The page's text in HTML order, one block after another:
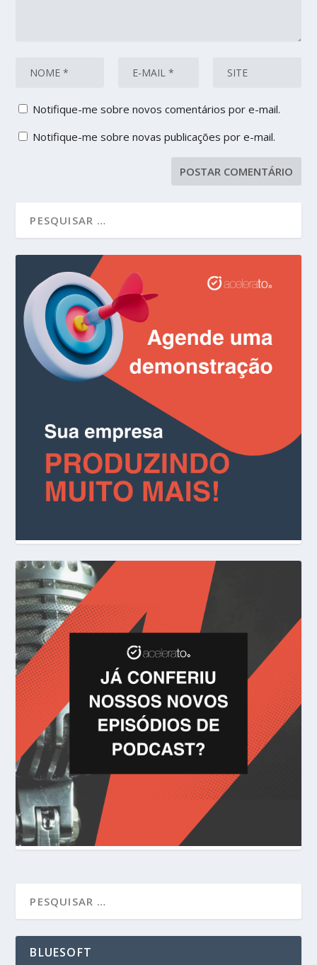
Notifique-me sobre novos comentários por e-mail.
Notifique-me sobre novas publicações por e-mail.
BLUESOFT